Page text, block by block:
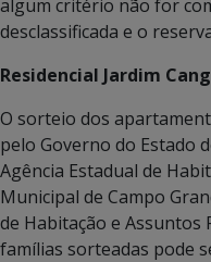
algum critério não for
desclassificada e o
Residencial Jardim
O sorteio dos
pelo Governo do Estado
Agência Estadual de
Municipal de Campo
de Habitação e Assuntos
famílias sorteadas pode